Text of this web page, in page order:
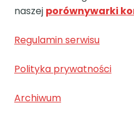
naszej porównywarki
Regulamin serwisu
Polityka prywatności
Archiwum